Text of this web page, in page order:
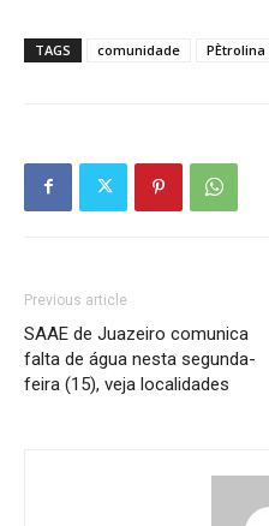
TAGS comunidade PÈtrolina
Previous article
SAAE de Juazeiro comunica
falta de água nesta segunda-
feira (15), veja localidades